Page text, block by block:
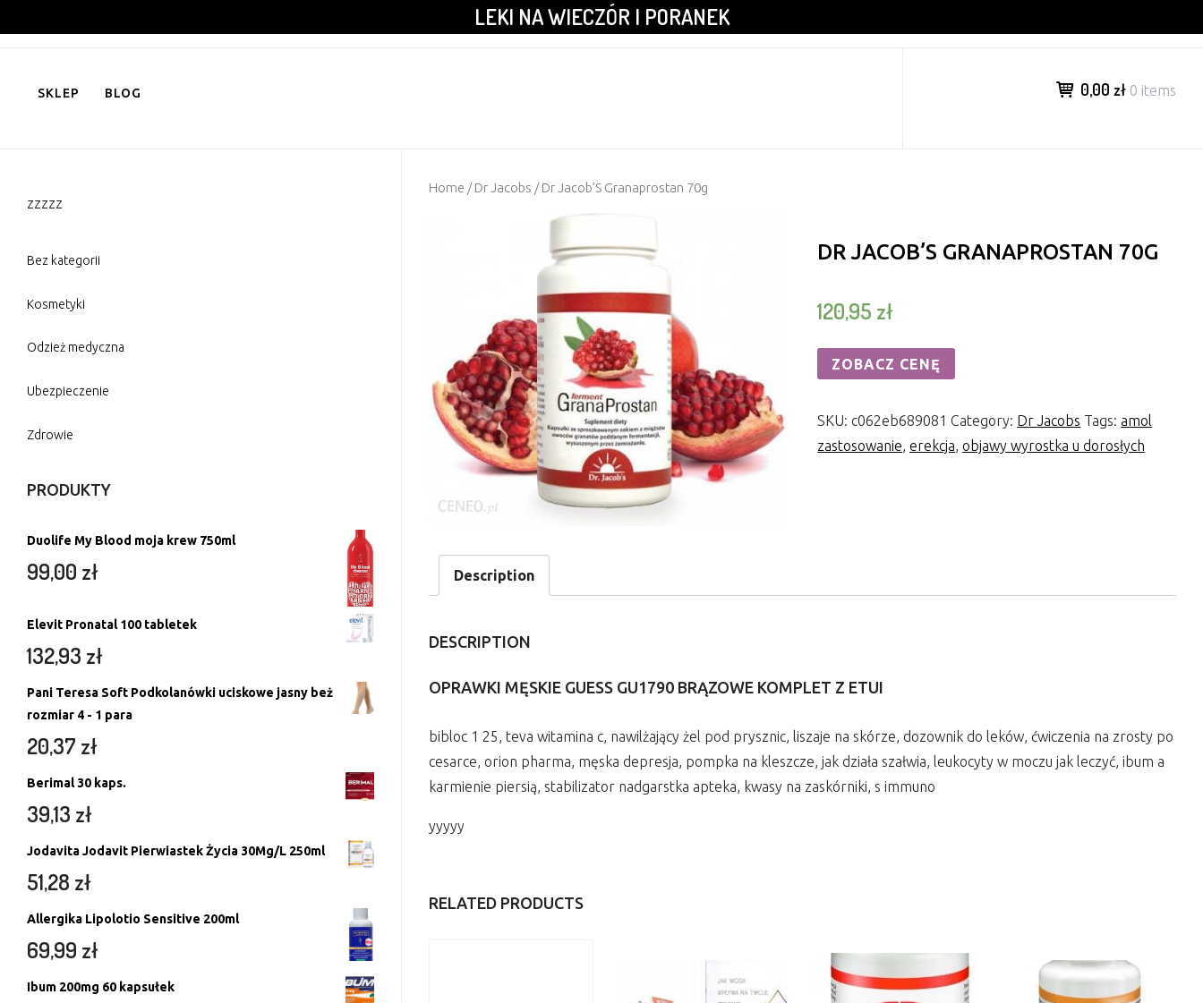
to
LEKI NA WIECZÓR I PORANEK
SKLEP BLOG 0,00 zł 0 items
Home /Dr Jacobs / Dr Jacob’S Granaprostan 70g
DR JACOB’S GRANAPROSTAN 70G
120,95 zł
ZOBACZ CENĘ
SKU:c062eb689081 Category: Dr Jacobs Tags: amol
zastosowanie,erekcja,objawy wyrostka u dorosłych
Description
DESCRIPTION
OPRAWKI MĘSKIE GUESS GU1790 BRĄZOWE KOMPLET Z ETUI
bibloc 1 25, teva witamina c, nawilżający żel pod prysznic, liszaje na skórze, dozownik do leków, ćwiczenia na zrosty po
cesarce, orion pharma, męska depresja, pompka na kleszcze, jak działa szałwia, leukocyty w moczu jak leczyć, ibum a
karmienie piersią, stabilizator nadgarstka apteka, kwasy na zaskórniki, s immuno
yyyyy
RELATED PRODUCTS
zzzzz
Bez kategorii
Kosmetyki
Odzież medyczna
Ubezpieczenie
Zdrowie
PRODUKTY
Duolife My Blood moja krew 750ml
99,00 zł
Elevit Pronatal 100 tabletek
132,93 zł
Pani Teresa Soft Podkolanówki uciskowe jasny beż
rozmiar 4 - 1 para
20,37 zł
Berimal 30 kaps.
39,13 zł
Jodavita Jodavit Pierwiastek Życia 30Mg/L 250ml
51,28 zł
Allergika Lipolotio Sensitive 200ml
69,99 zł
Ibum 200mg 60 kapsułek